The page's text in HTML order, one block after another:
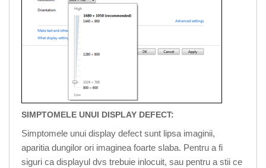
SIMPTOMELE UNUI DISPLAY DEFECT:
Simptomele unui display defect sunt lipsa imaginii,
aparitia dungilor ori imaginea foarte slaba. Pentru a fi
siguri ca displayul dvs trebuie inlocuit, sau pentru a stii ce